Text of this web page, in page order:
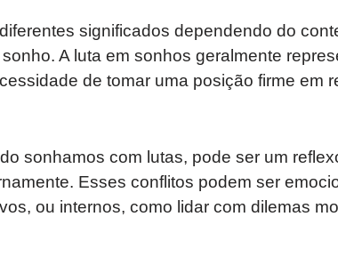
significados dependendo do
A luta em sonhos geralmente
de tomar uma posição firme em
sonhamos com lutas, pode ser um
Esses conflitos podem ser
ou internos, como lidar com dilemas